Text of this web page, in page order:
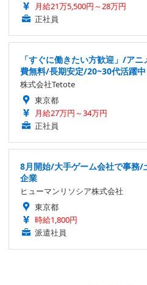
月給21万5,500円～28万円
正社員
「すぐに働きたい方歓迎」/ア
費無料/長期安定/20~30代活躍中
株式会社Tetote
東京都
月給27万円～34万円
正社員
8月開始/大手ゲーム会社で事務
企業
ヒューマンリソシア株式会社
東京都
時給1,800円
派遣社員